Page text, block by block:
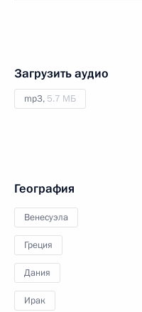
Загрузить аудио
mp3, 5.7 МБ
География
Венесуэла
Греция
Дания
Ирак